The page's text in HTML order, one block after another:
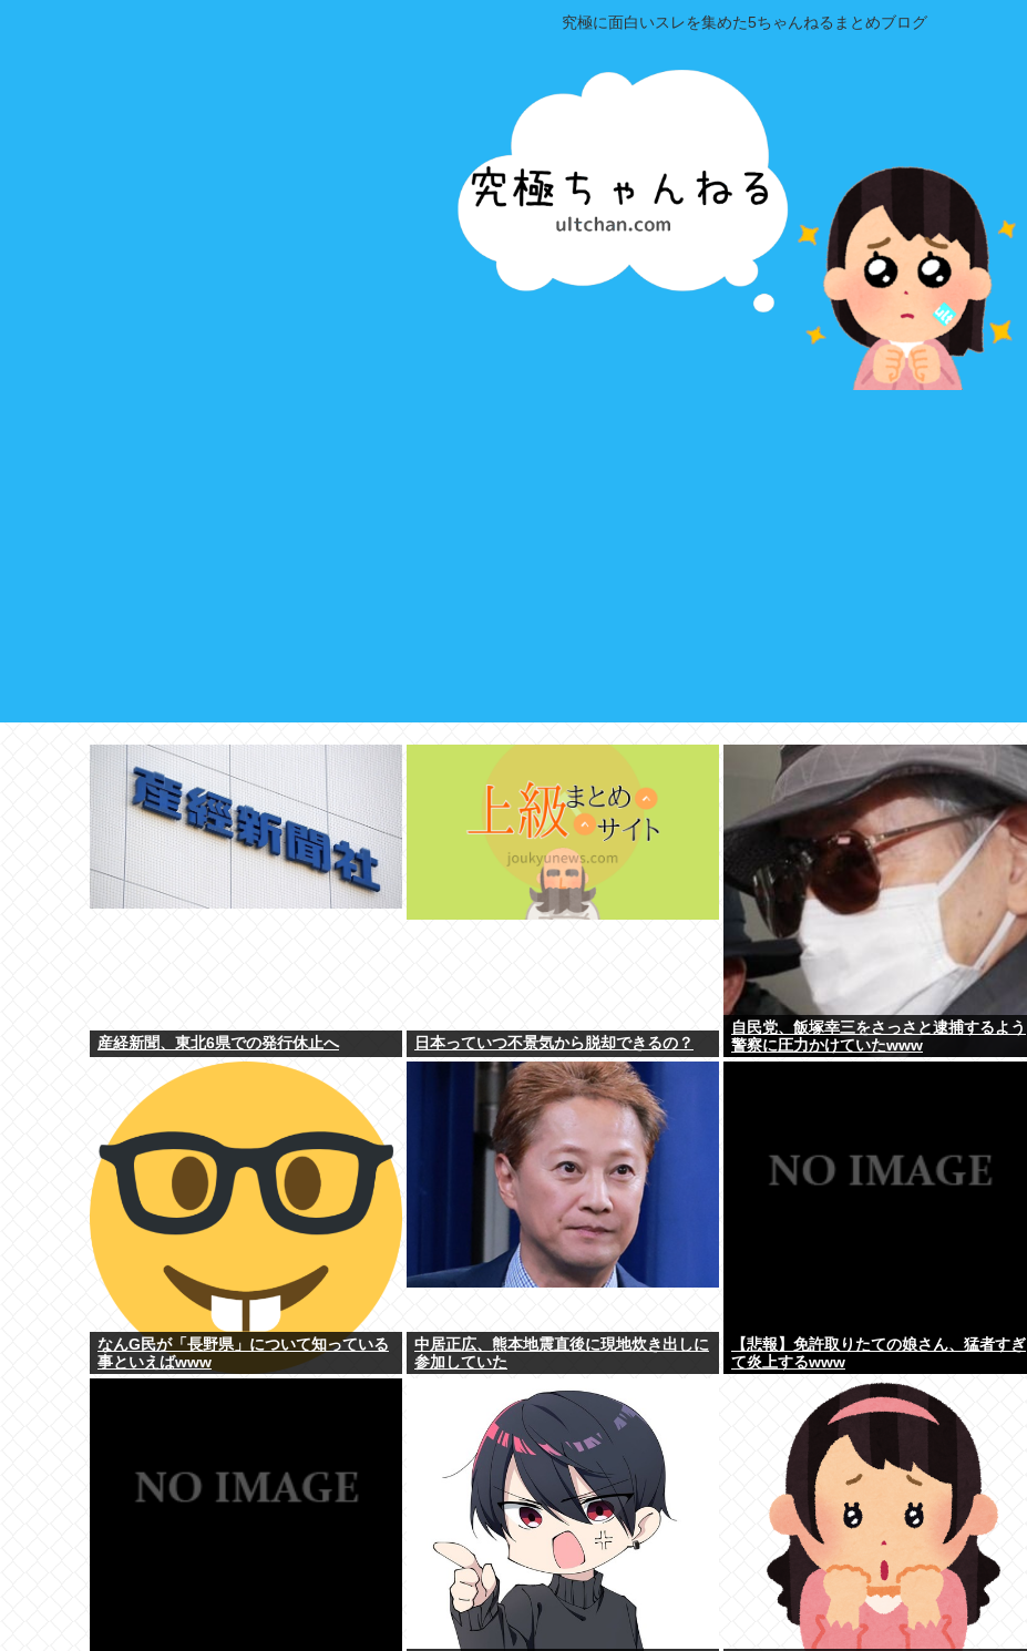
究極に面白いスレを集めた5ちゃんねるまとめブログ
産経新聞、東北6県での発行休止へ 日本っていつ不景気から脱却できるの？
自民党、飯塚幸三をさっさと逮捕するよう
警察に圧力かけていたwww
なんG民が「長野県」について知っている
事といえばwww
中居正広、熊本地震直後に現地炊き出しに
参加していた
【悲報】免許取りたての娘さん、猛者すぎ
て炎上するwww